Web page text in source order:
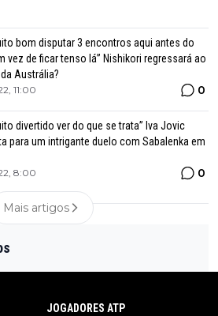
bom disputar 3 encontros aqui antes do
vez de ficar tenso lá” Nishikori regressará ao
Austrália?
11:00 0
divertido ver do que se trata” Iva Jovic
para um intrigante duelo com Sabalenka em
8:00 0
Mais artigos
JOGADORES ATP